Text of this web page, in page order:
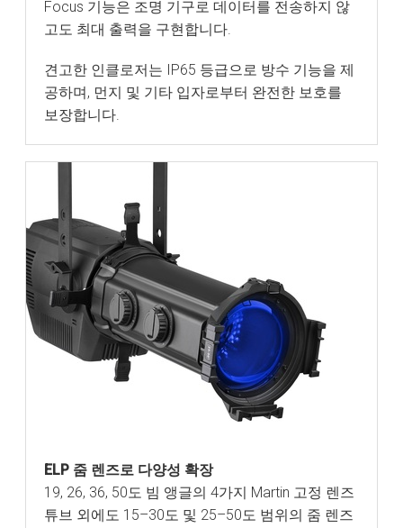
Focus 기능은 조명 기구로 데이터를 전송하지 않
고도 최대 출력을 구현합니다.
견고한 인클로저는 IP65 등급으로 방수 기능을 제
공하며, 먼지 및 기타 입자로부터 완전한 보호를
보장합니다.
ELP 줌 렌즈로 다양성 확장
19, 26, 36, 50도 빔 앵글의 4가지 Martin 고정 렌즈
튜브 외에도 15–30도 및 25–50도 범위의 줌 렌즈